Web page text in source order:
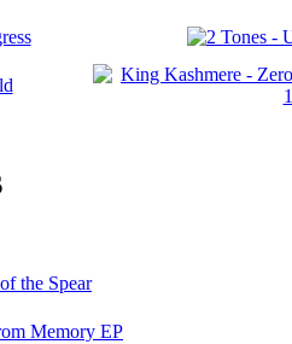
the Spear
Memory EP